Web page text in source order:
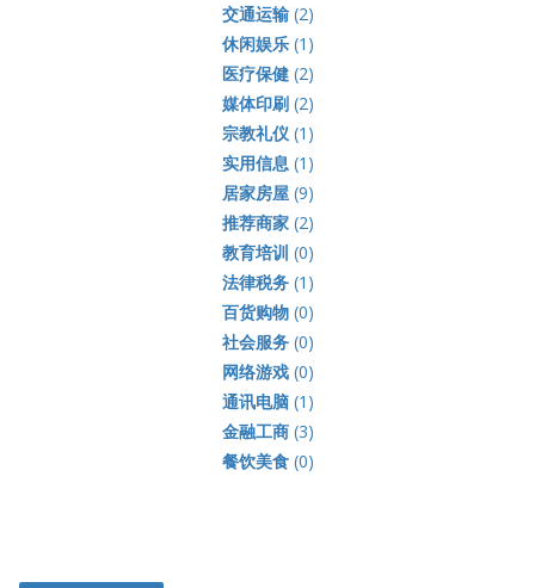
交通运输(2)
休闲娱乐(1)
医疗保健(2)
媒体印刷(2)
宗教礼仪(1)
实用信息 (1)
居家房屋(9)
推荐商家(2)
教育培训 (0)
法律税务(1)
百货购物(0)
社会服务(0)
网络游戏(0)
通讯电脑(1)
金融工商(3)
餐饮美食(0)